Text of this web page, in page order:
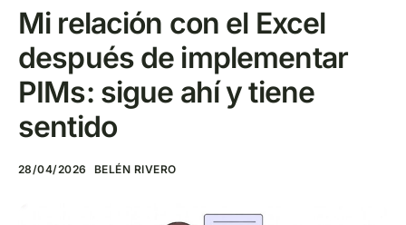
FAQ
Elige tu PIM
Blog
Contacto
Mi relación con el Excel
después de implementar
PIMs: sigue ahí y tiene
sentido
28/04/2026 BELÉN RIVERO